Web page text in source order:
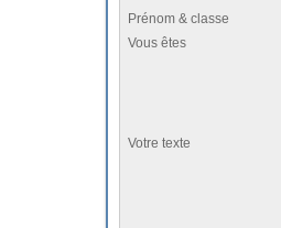
Prénom & classe
Vous êtes
Votre texte